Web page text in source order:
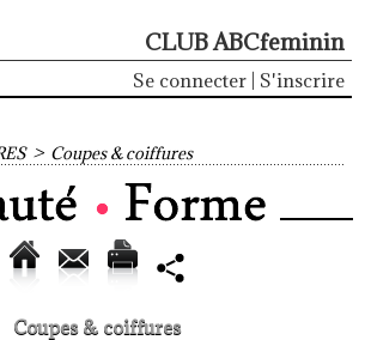
CLUB ABCfeminin
Se connecter S'inscrire
> Coupes & coiffures
Coupes & coiffures